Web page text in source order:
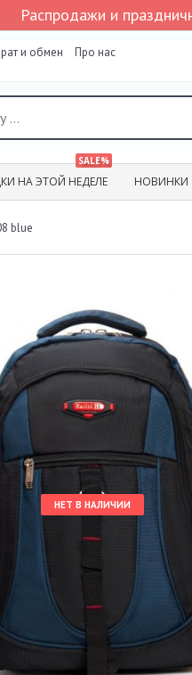
Распродажи и
и обмен
Про нас
SALE%
НА ЭТОЙ НЕДЕЛЕ НОВИНКИ
blue
НЕТ В НАЛИЧИИ